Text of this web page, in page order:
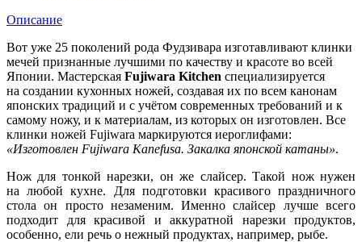
Описание
Вот уже 25 поколений рода Фудзивара изготавливают клинки
мечей признанные лучшими по качеству и красоте во всей
Японии. Мастерская Fujiwara Kitchen специализируется
на создании кухонных ножей, создавая их по всем канонам
японских традиций и с учётом современных требований и к
самому ножу, и к материалам, из которых он изготовлен. Все
клинки ножей Fujiwara маркируются иероглифами:
«Изготовлен Fujiwara Kanefusa. Закалка японской катаны».
Нож для тонкой нарезки, он же слайсер. Такой нож нужен
на любой кухне. Для подготовки красивого праздничного
стола он просто незаменим. Именно слайсер лучше всего
подходит для красивой и аккуратной нарезки продуктов,
особенно, ели речь о нежный продуктах, например, рыбе.